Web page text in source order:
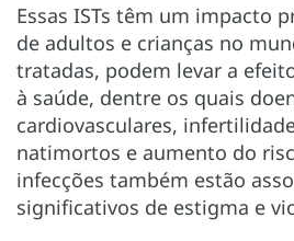
Essas ISTs têm um impacto
de adultos e crianças no
tratadas, podem levar a
à saúde, dentre os quais
cardiovasculares,
natimortos e aumento do
infecções também estão
significativos de estigma e